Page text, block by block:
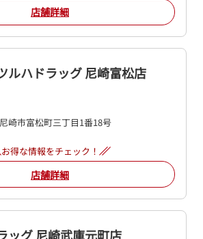
店舗詳細
ルハドラッグ 尼崎富松店
崎市富松町三丁目1番18号
お得な情報をチェック！
店舗詳細
ッグ 尼崎武庫元町店